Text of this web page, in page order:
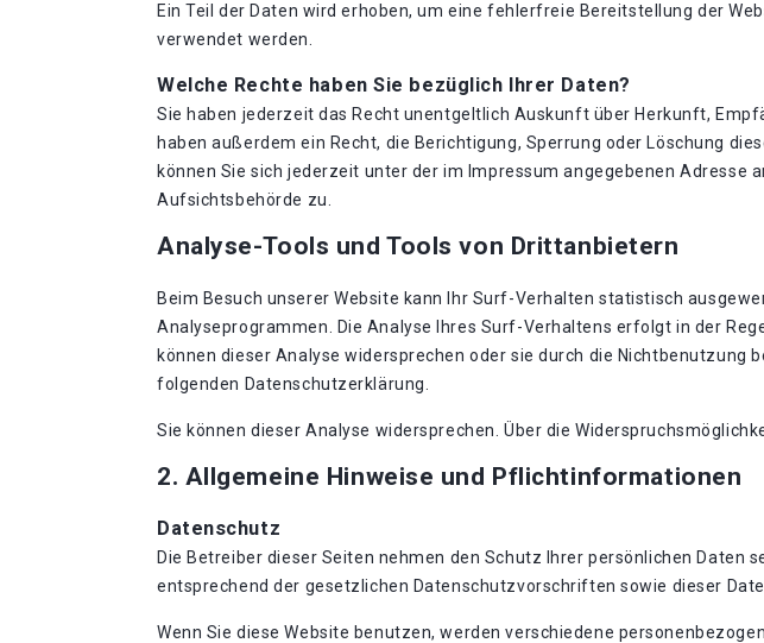
Ein Teil der Daten wird erhoben, um eine fehlerfreie Bereitstellung der
verwendet werden.
Welche Rechte haben Sie bezüglich Ihrer Daten?
Sie haben jederzeit das Recht unentgeltlich Auskunft über Herkunft,
haben außerdem ein Recht, die Berichtigung, Sperrung oder Löschung
können Sie sich jederzeit unter der im Impressum angegebenen Adresse
Aufsichtsbehörde zu.
Analyse-Tools und Tools von Drittanbietern
Beim Besuch unserer Website kann Ihr Surf-Verhalten statistisch
Analyseprogrammen. Die Analyse Ihres Surf-Verhaltens erfolgt in der
können dieser Analyse widersprechen oder sie durch die
folgenden Datenschutzerklärung.
Sie können dieser Analyse widersprechen. Über die
2. Allgemeine Hinweise und Pflichtinformationen
Datenschutz
Die Betreiber dieser Seiten nehmen den Schutz Ihrer persönlichen Daten
entsprechend der gesetzlichen Datenschutzvorschriften sowie dieser
Wenn Sie diese Website benutzen, werden verschiedene